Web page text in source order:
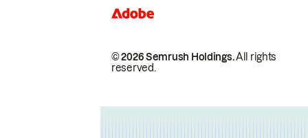
© 2026 Semrush Holdings.All rights
reserved.